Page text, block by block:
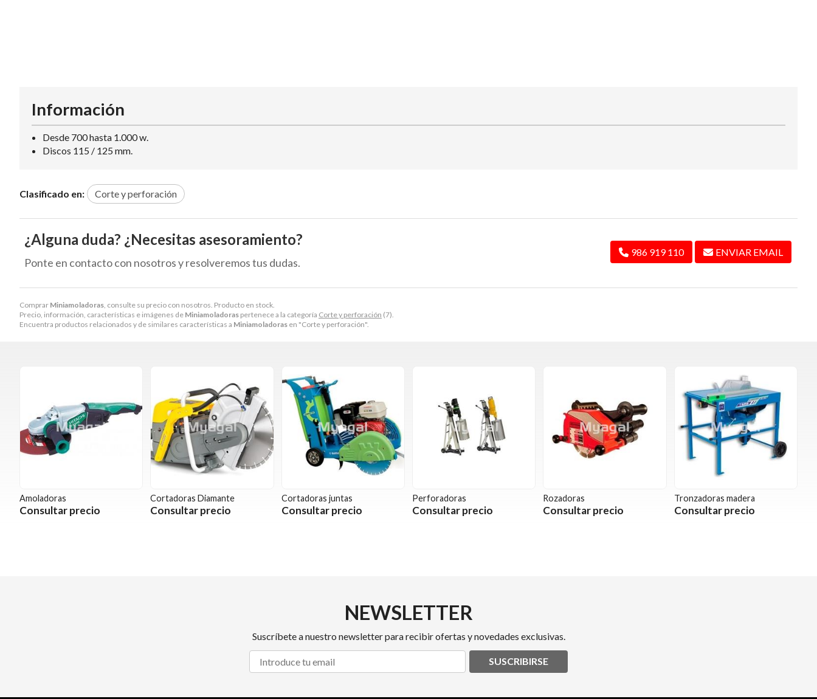
Comprar Miniamoladoras , consulte su precio con nosotros. Producto en stock.
Precio, información, características e imágenes de Miniamoladoras pertenece a la categoría Corte y perforación (7).
Encuentra productos relacionados y de similares características a Miniamoladoras en "Corte y perforación".
Información
Desde 700 hasta 1.000 w.
Discos 115 / 125 mm.
Clasificado en: Corte y perforación
¿Alguna duda? ¿Necesitas asesoramiento?
Ponte en contacto con nosotros y resolveremos tus dudas.
986 919 110 ENVIAR EMAIL
Amoladoras
Consultar precio
Cortadoras Diamante
Consultar precio
Cortadoras juntas
Consultar precio
Perforadoras
Consultar precio
Rozadoras
Consultar precio
Tronzadoras madera
Consultar precio
NEWSLETTER
Suscríbete a nuestro newsletter para recibir ofertas y novedades exclusivas.
SUSCRIBIRSE